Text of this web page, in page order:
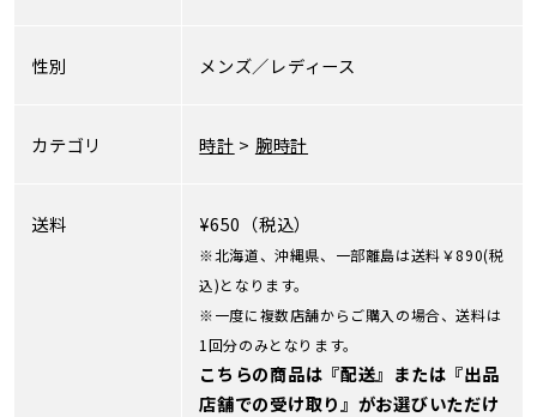
性別 メンズ／レディース
カテゴリ 時計 > 腕時計
送料 ¥650（税込）
※北海道、沖縄県、一部離島は送料￥890(税
込)となります。
※一度に複数店舗からご購入の場合、送料は
1回分のみとなります。
こちらの商品は『配送』または『出品
店舗での受け取り』がお選びいただけ